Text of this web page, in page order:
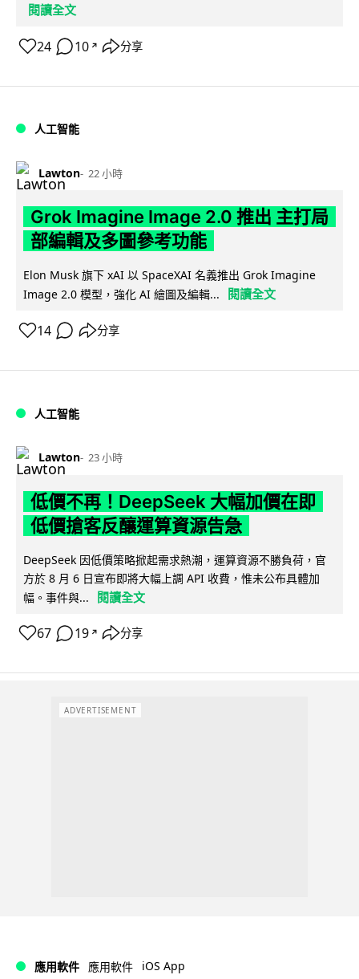
閱讀全文
24 10 ↗ 分享
人工智能
Lawton 22 小時
Grok Imagine Image 2.0 推出 主打局
部編輯及多圖參考功能
Elon Musk 旗下 xAI 以 SpaceXAI 名義推出 Grok Imagine
Image 2.0 模型，強化 AI 繪圖及編輯...
閱讀全文
14 分享
人工智能
Lawton 23 小時
低價不再！DeepSeek 大幅加價在即
低價搶客反釀運算資源告急
DeepSeek 因低價策略掀起需求熱潮，運算資源不勝負荷，官
方於 8 月 6 日宣布即將大幅上調 API 收費，惟未公布具體加
幅。事件與...
閱讀全文
67 19 ↗ 分享
ADVERTISEMENT
應用軟件 應用軟件 iOS App